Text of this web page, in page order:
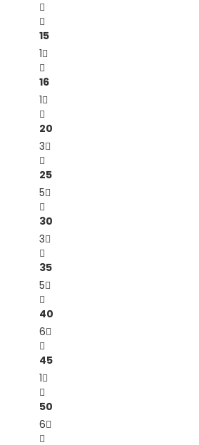
15
1
16
1
20
3
25
5
30
3
35
5
40
6
45
1
50
6